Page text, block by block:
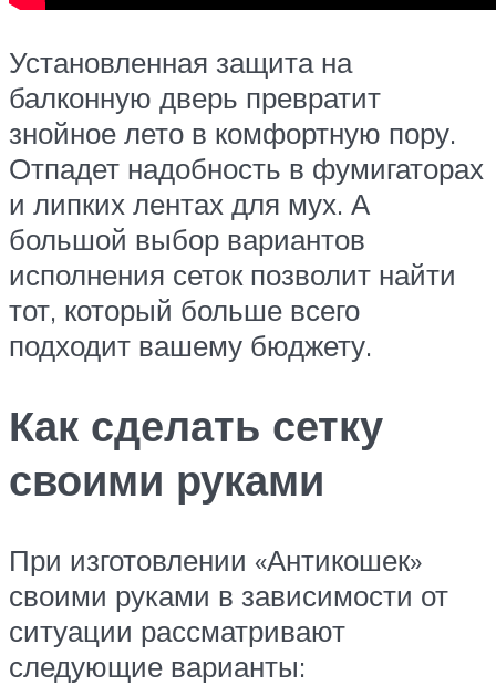
Установленная защита на
балконную дверь превратит
знойное лето в комфортную пору.
Отпадет надобность в фумигаторах
и липких лентах для мух. А
большой выбор вариантов
исполнения сеток позволит найти
тот, который больше всего
подходит вашему бюджету.
Как сделать сетку
своими руками
При изготовлении «Антикошек»
своими руками в зависимости от
ситуации рассматривают
следующие варианты: